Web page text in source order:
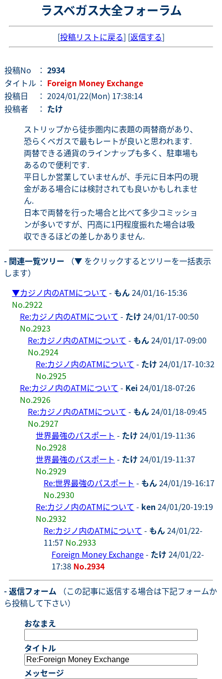
ラスベガス大全フォーラム
[投稿リストに戻る] [返信する]
投稿No ： 2934
タイトル ： Foreign Money Exchange
投稿日
： 2024/01/22(Mon) 17:38:14
投稿者
： たけ
ストリップから徒歩圏内に表題の両替商があり、
恐らくベガスで最もレートが良いと思われます.
両替できる通貨のラインナップも多く、駐車場も
あるので便利です.
平日しか営業していませんが、手元に日本円の現
金がある場合には検討されても良いかもしれませ
ん.
日本で両替を行った場合と比べて多少コミッショ
ンが多いですが、円高に1円程度振れた場合は吸
収できるほどの差しかありません.
- 関連一覧ツリー （▼ をクリックするとツリーを一括表示
します）
▼カジノ内のATMについて - もん24/01/16-15:36
No.2922
Re:カジノ内のATMについて - たけ 24/01/17-00:50
No.2923
Re:カジノ内のATMについて - もん24/01/17-09:00
No.2924
Re:カジノ内のATMについて - たけ 24/01/17-10:32
No.2925
Re:カジノ内のATMについて - Kei 24/01/18-07:26
No.2926
Re:カジノ内のATMについて - もん24/01/18-09:45
No.2927
世界最強のパスポート - たけ 24/01/19-11:36
No.2928
世界最強のパスポート - たけ 24/01/19-11:37
No.2929
Re:世界最強のパスポート - もん24/01/19-16:17
No.2930
Re:カジノ内のATMについて - ken 24/01/20-19:19
No.2932
Re:カジノ内のATMについて - もん24/01/22-
11:57 No.2933
Foreign Money Exchange- たけ 24/01/22-
17:38 No.2934
- 返信フォーム （この記事に返信する場合は下記フォームか
ら投稿して下さい）
おなまえ
タイトル
メッセージ